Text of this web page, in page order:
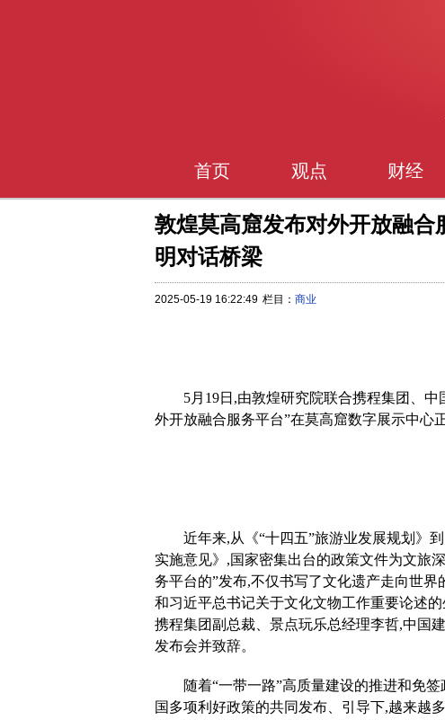
首页 观点 财经
敦煌莫高窟发布对外开放融
明对话桥梁
2025-05-19 16:22:49 栏目： 商业
5月19日,由敦煌研究院联合携程集团、
外开放融合服务平台”在莫高窟数字展示中心
近年来,从《“十四五”旅游业发展规划》
实施意见》,国家密集出台的政策文件为文旅
务平台的”发布,不仅书写了文化遗产走向世
和习近平总书记关于文化文物工作重要论述
携程集团副总裁、景点玩乐总经理李哲,中国
发布会并致辞。
随着“一带一路”高质量建设的推进和免
国多项利好政策的共同发布、引导下,越来越